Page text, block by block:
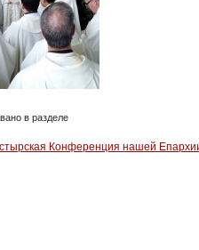
в разделе
Конференция нашей